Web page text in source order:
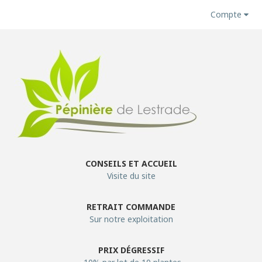
Compte
CONSEILS ET ACCUEIL
Visite du site
RETRAIT COMMANDE
Sur notre exploitation
PRIX DÉGRESSIF